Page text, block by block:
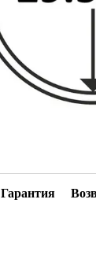
Гарантия